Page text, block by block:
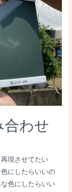
合わせ
現させてたい
にしたらいいの
色にしたらいい